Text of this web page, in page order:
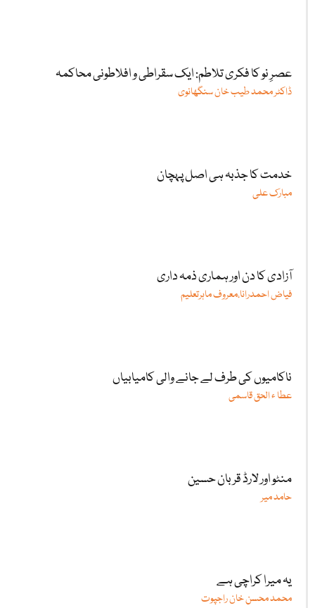
عصرِ نو کا فکری تلاطم: ایک سقراطی و افلاطونی محاکمہ
ڈاکٹر محمد طیب خان سنگھانوی
خدمت کا جذبہ ہی اصل پہچان
مبارک علی
آزادی کا دن اور ہماری ذمہ داری
فیاض احمدرانا،معروف ماہرتعلیم
ناکامیوں کی طرف لے جانے والی کامیابیاں
عطا ء الحق قاسمی
منٹو اور لارڈ قربان حسین
حامد میر
یہ میرا کراچی ہے
محمد محسن خان راجپوت